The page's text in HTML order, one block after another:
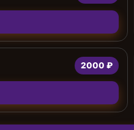
2000 ₽